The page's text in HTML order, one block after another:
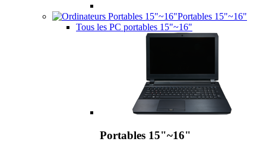
Portables 15"~16"
Tous les PC portables 15"~16"
Portables 15"~16"